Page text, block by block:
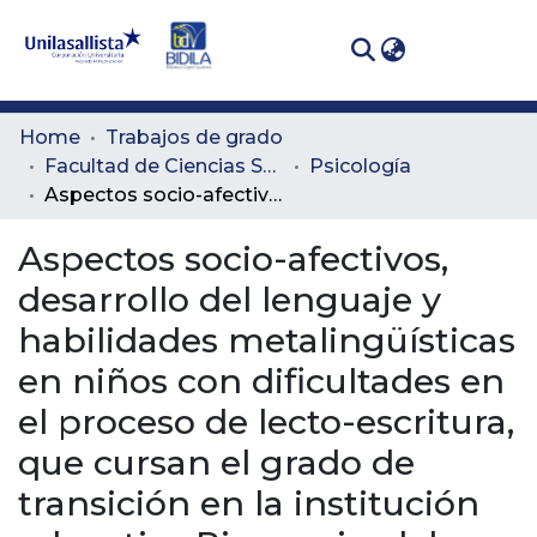
Communities
& Collections
All of DSpace
Statistics
Home
Trabajos de grado
Facultad de Ciencias Sociales y Educación
Psicología
Aspectos socio-afectivos, desarrollo del lenguaje y habilidades metalingüísticas en niños con dificultades en el proceso de lecto-escritura, que cursan el grado de transición en la institución educativa Pimponio, del municipio de Caldas Antioquia.
Aspectos socio-afectivos,
desarrollo del lenguaje y
habilidades metalingüísticas
en niños con dificultades en
el proceso de lecto-escritura,
que cursan el grado de
transición en la institución